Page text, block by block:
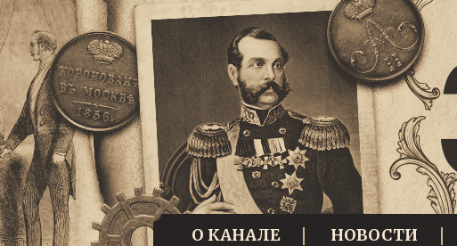
О КАНАЛЕ НОВОСТИ